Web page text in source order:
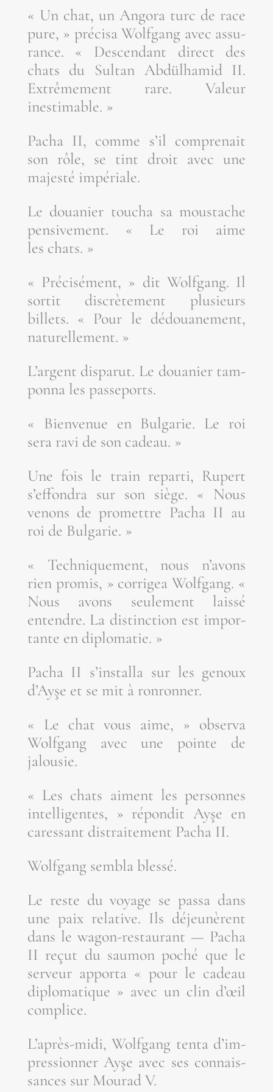
« Un chat, un Ango­ra turc de race
pure, » pré­ci­sa Wolf­gang avec assu­
rance. « Des­cen­dant direct des
chats du Sul­tan Abdül­ha­mid II.
Extrê­me­ment rare. Valeur
inestimable. »
Pacha II, comme s’il com­pre­nait
son rôle, se tint droit avec une
majes­té impériale.
Le doua­nier tou­cha sa mous­tache
pen­si­ve­ment. « Le roi aime
les chats. »
« Pré­ci­sé­ment, » dit Wolf­gang. Il
sor­tit dis­crè­te­ment plu­sieurs
billets. « Pour le dédoua­ne­ment,
naturellement. »
L’argent dis­pa­rut. Le doua­nier tam­
pon­na les passeports.
« Bien­ve­nue en Bul­ga­rie. Le roi
sera ravi de son cadeau. »
Une fois le train repar­ti, Rupert
s’ef­fon­dra sur son siège. « Nous
venons de pro­mettre Pacha II au
roi de Bulgarie. »
« Tech­ni­que­ment, nous n’a­vons
rien pro­mis, » cor­ri­gea Wolf­gang. «
Nous avons seule­ment lais­sé
entendre. La dis­tinc­tion est impor­
tante en diplomatie. »
Pacha II s’ins­tal­la sur les genoux
d’Ayşe et se mit à ronronner.
« Le chat vous aime, » obser­va
Wolf­gang avec une pointe de
jalousie.
« Les chats aiment les per­sonnes
intel­li­gentes, » répon­dit Ayşe en
cares­sant dis­trai­te­ment Pacha II.
Wolf­gang sem­bla blessé.
Le reste du voyage se pas­sa dans
une paix rela­tive. Ils déjeu­nèrent
dans le wagon-res­tau­rant — Pacha
II reçut du sau­mon poché que le
ser­veur appor­ta « pour le cadeau
diplo­ma­tique » avec un clin d’œil
complice.
L’a­près-midi, Wolf­gang ten­ta d’im­
pres­sion­ner Ayşe avec ses connais­
sances sur Mou­rad V.